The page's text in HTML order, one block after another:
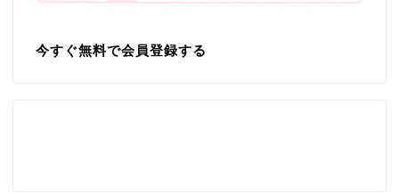
今すぐ無料で会員登録する